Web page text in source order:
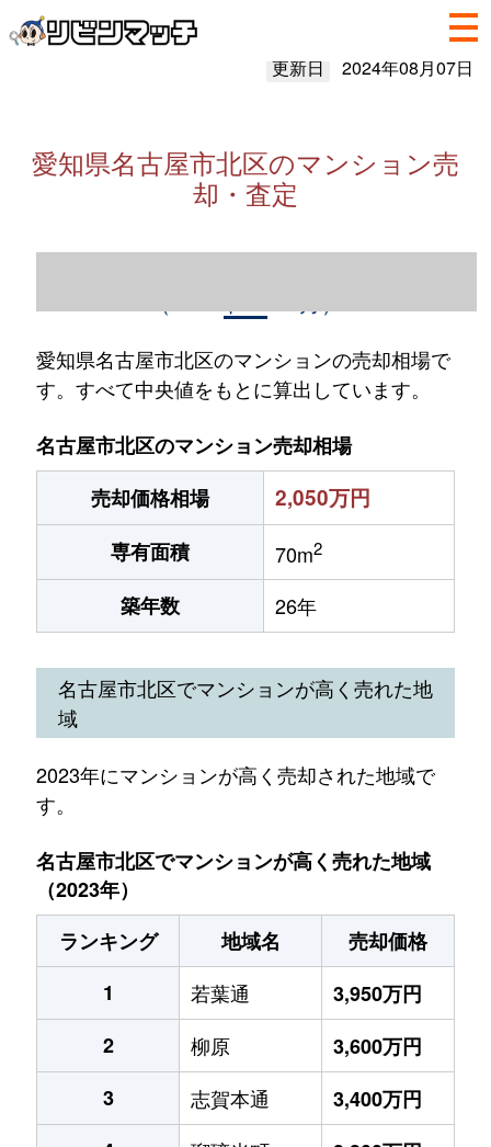
更新日 2024年08月07日
愛知県名古屋市北区のマンション売
却・査定
愛知県名古屋市北区のマンションの売却相場で
す。すべて中央値をもとに算出しています。
名古屋市北区のマンション売却相場
売却価格相場
2,050万円
専有面積 70m2
築年数 26年
名古屋市北区でマンションが高く売れた地
域
2023年にマンションが高く売却された地域で
す。
名古屋市北区でマンションが高く売れた地域
（2023年）
ランキング
地域名
売却価格
1
若葉通
3,950万円
2
柳原
3,600万円
3
志賀本通
3,400万円